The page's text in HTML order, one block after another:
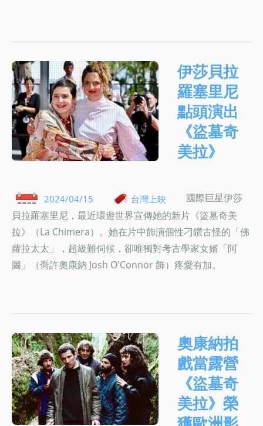
伊莎貝拉
羅塞里尼
點頭演出
《盜墓奇
美拉》
2024/04/15 台灣上映
國際巨星伊莎
貝拉羅塞里尼，最近環遊世界宣傳她的新片《盜墓奇美
拉》（La Chimera）。她在片中飾演個性刁鑽古怪的「佛
蘿拉太太」，超級難伺候，卻唯獨對考古學家女婿「阿
圖」（喬許奧康納 Josh O'Connor 飾）疼愛有加。
奧康納拍
戲當露營
《盜墓奇
美拉》榮